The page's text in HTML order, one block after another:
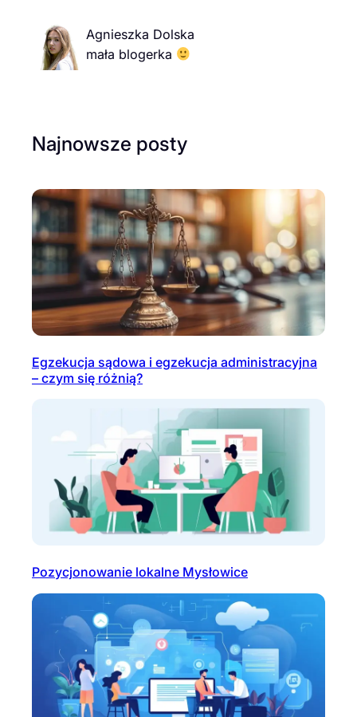
Agnieszka Dolska
mała blogerka
Najnowsze posty
Egzekucja sądowa i egzekucja administracyjna
– czym się różnią?
Pozycjonowanie lokalne Mysłowice